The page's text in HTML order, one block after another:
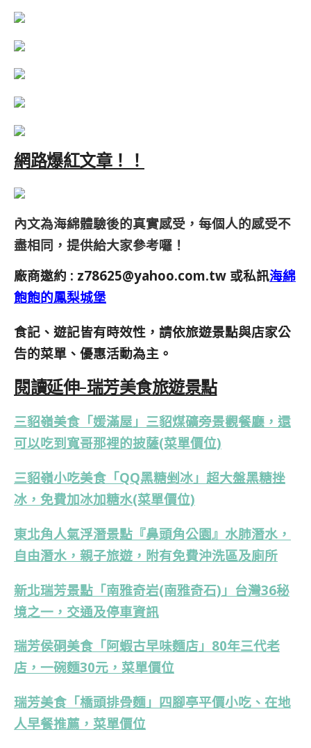
網路爆紅文章！！
內文為海綿體驗後的真實感受，每個人的感受不
盡相同，提供給大家參考囉！
廠商邀約 : z78625@yahoo.com.tw 或私訊海綿
飽飽的鳳梨城堡
食記、遊記皆有時效性，請依旅遊景點與店家公
告的菜單、優惠活動為主。
閱讀延伸-瑞芳美食旅遊景點
三貂嶺美食「媛滿屋」三貂煤礦旁景觀餐廳，還
可以吃到寬哥那裡的披薩(菜單價位)
三貂嶺小吃美食「QQ黑糖剉冰」超大盤黑糖挫
冰，免費加冰加糖水(菜單價位)
東北角人氣浮潛景點『鼻頭角公園』水肺潛水，
自由潛水，親子旅遊，附有免費沖洗區及廁所
新北瑞芳景點「南雅奇岩(南雅奇石)」台灣36秘
境之一，交通及停車資訊
瑞芳侯硐美食「阿蝦古早味麵店」80年三代老
店，一碗麵30元，菜單價位
瑞芳美食「橋頭排骨麵」四腳亭平價小吃、在地
人早餐推薦，菜單價位